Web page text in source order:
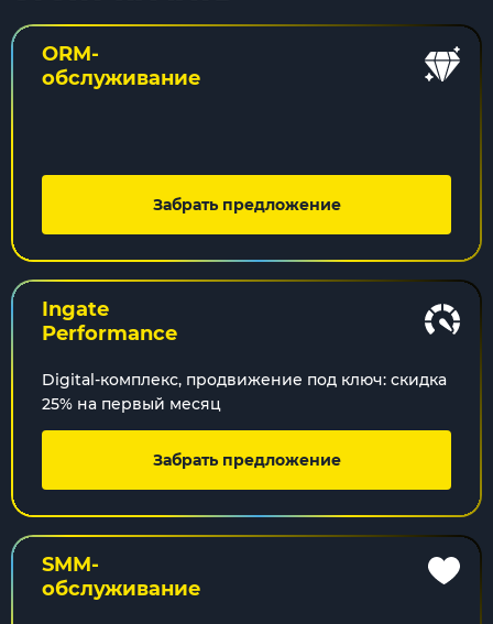
ORM-
обслуживание
Забрать предложение
Ingate
Performance
Digital-комплекс, продвижение под ключ: скидка
25% на первый месяц
Забрать предложение
SMM-
обслуживание